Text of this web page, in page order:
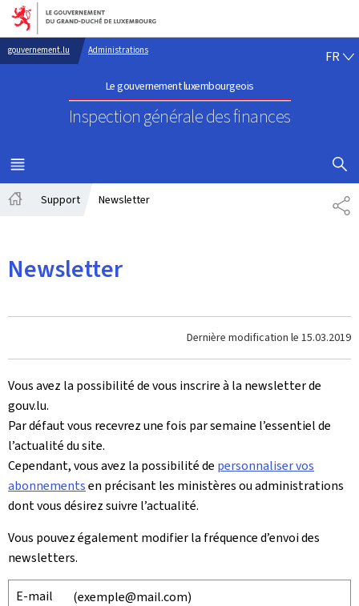
Aller au menu principal
Aller au contenu
gouvernement.lu Administrations
Le gouvernement luxembourgeois
Inspection générale des finances
FR
MENU
PRINCIPAL
Support Newsletter
Newsletter
Dernière modification le 15.03.2019
Vous avez la possibilité de vous inscrire à la newsletter de
gouv.lu.
Par défaut vous recevrez une fois par semaine l’essentiel de
l’actualité du site.
Cependant, vous avez la possibilité de personnaliser vos
abonnementsen précisant les ministères ou administrations
dont vous désirez suivre l’actualité.
Vous pouvez également modifier la fréquence d’envoi des
newsletters.
E-mail